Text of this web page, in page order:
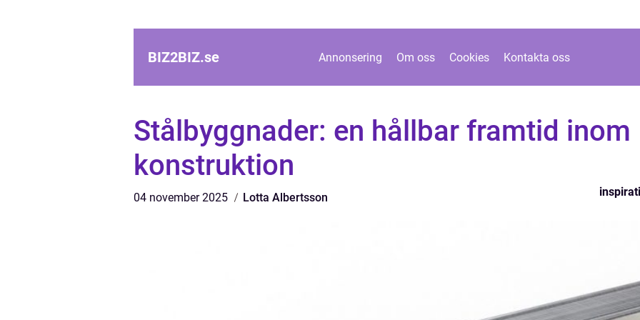
BIZ2BIZ.se Annonsering Om oss Cookies Kontakta oss
Stålbyggnader: en hållbar framtid inom
konstruktion
04 november 2025 Lotta Albertsson